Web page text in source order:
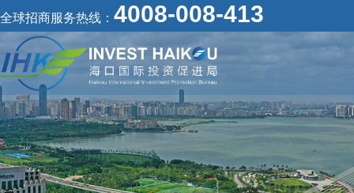
全球招商服务热线： 4008-008-413